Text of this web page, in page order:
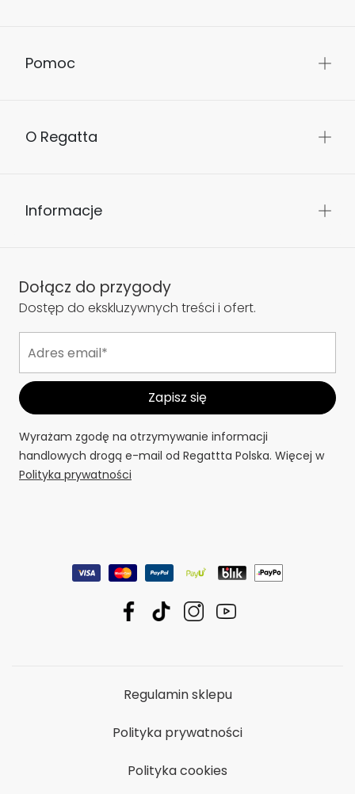
Pomoc
O Regatta
Informacje
Dołącz do przygody
Dostęp do ekskluzywnych treści i ofert.
Wyrażam zgodę na otrzymywanie informacji
handlowych drogą e-mail od Regattta Polska. Więcej w
Polityka prywatności
Regulamin sklepu
Polityka prywatności
Polityka cookies